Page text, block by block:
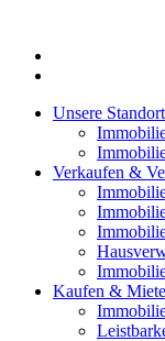
springen
Unsere
Verkaufen &
Kaufen &